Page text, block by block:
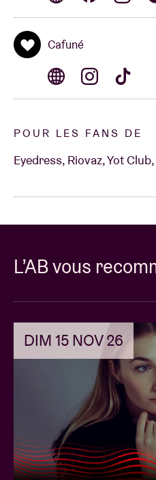
Cafuné
POUR LES FANS DE
Eyedress, Riovaz, Yot
L’AB vous
DIM 15 NOV 26